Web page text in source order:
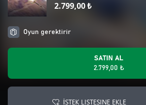
2.799,00 ₺
Oyun gerektirir
SATIN AL
2.799,00 ₺
İSTEK LISTESINE EKLE